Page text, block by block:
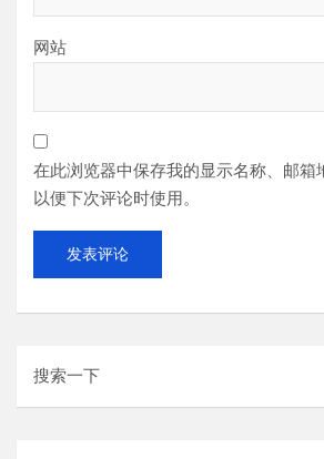
网站
在此浏览器中保存我的显示名称、邮箱
以便下次评论时使用。
搜索一下